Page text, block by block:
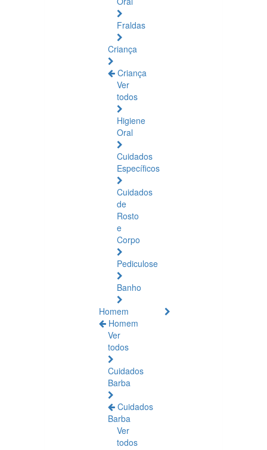
Fraldas
Criança
Criança
Ver
todos
Higiene
Oral
Cuidados
Específicos
Cuidados
de
Rosto
e
Corpo
Pediculose
Banho
Homem
Homem
Ver
todos
Cuidados
Barba
Cuidados
Barba
Ver
todos